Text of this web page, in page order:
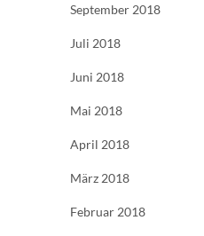
September 2018
Juli 2018
Juni 2018
Mai 2018
April 2018
März 2018
Februar 2018